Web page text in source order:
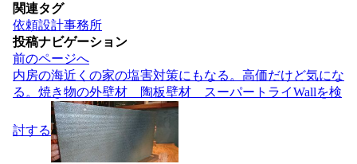
関連タグ
依頼設計事務所
投稿ナビゲーション
前のページへ
内房の海近くの家の塩害対策にもなる。高価だけど気にな
る。焼き物の外壁材 陶板壁材 スーパートライWallを検
討する